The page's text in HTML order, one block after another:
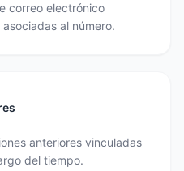
correo electrónico
al número.
anteriores vinculadas
del tiempo.